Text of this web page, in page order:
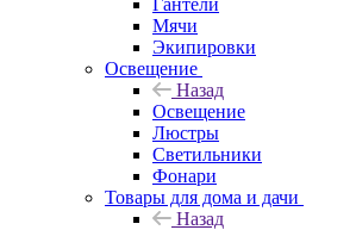
Гантели
Мячи
Экипировки
Освещение
Назад
Освещение
Люстры
Светильники
Фонари
Товары для дома и дачи
Назад